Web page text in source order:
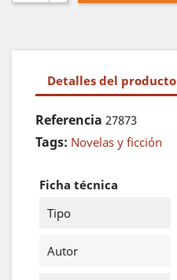
Detalles del producto
Referencia 27873
Tags: Novelas y ficción
Ficha técnica
Tipo
Autor